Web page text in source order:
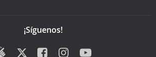
¡Síguenos!